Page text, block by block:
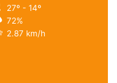
27º - 14º
72%
2.87 km/h